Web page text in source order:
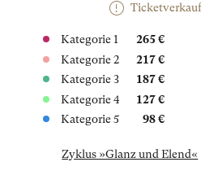
Kategorie 1
265 €
Kategorie 2
217 €
Kategorie 3
187 €
Kategorie 4
127 €
Kategorie 5
98 €
Zyklus »Glanz und Elend«